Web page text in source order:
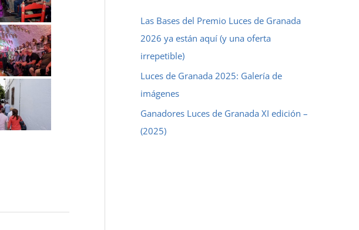
r
p
o
r
:
Las Bases del Premio Luces de Granada
2026 ya están aquí (y una oferta
irrepetible)
Luces de Granada 2025: Galería de
imágenes
Ganadores Luces de Granada XI edición –
(2025)